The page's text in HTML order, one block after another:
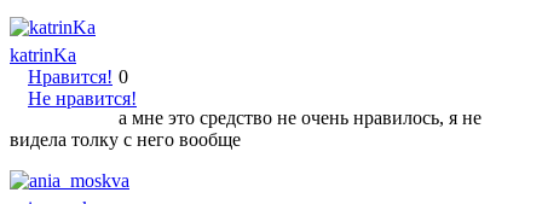
katrinKa
Нравится!
Не нравится!
0
а мне это средство не очень нравилось, я не
видела толку с него вообще